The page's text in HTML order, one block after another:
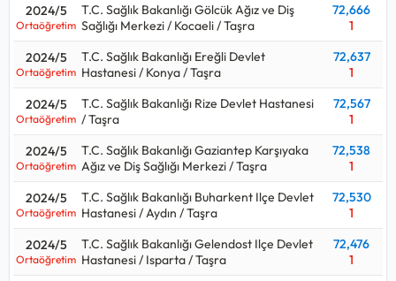
2024/5
Ortaöğretim
T.C. Sağlık Bakanlığı Gölcük Ağız ve Diş
Sağlığı Merkezi / Kocaeli / Taşra
72,666
1
2024/5
Ortaöğretim
T.C. Sağlık Bakanlığı Ereğli Devlet
Hastanesi / Konya / Taşra
72,637
1
2024/5
Ortaöğretim
T.C. Sağlık Bakanlığı Rize Devlet Hastanesi
/ Taşra
72,567
1
2024/5
Ortaöğretim
T.C. Sağlık Bakanlığı Gaziantep Karşıyaka
Ağız ve Diş Sağlığı Merkezi / Taşra
72,538
1
2024/5
Ortaöğretim
T.C. Sağlık Bakanlığı Buharkent Ilçe Devlet
Hastanesi / Aydın / Taşra
72,530
1
2024/5
Ortaöğretim
T.C. Sağlık Bakanlığı Gelendost Ilçe Devlet
Hastanesi / Isparta / Taşra
72,476
1